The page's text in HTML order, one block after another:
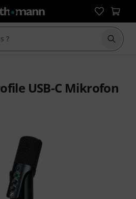
USB-C Mikrofon
sur 5 d'après 16 évaluations clients